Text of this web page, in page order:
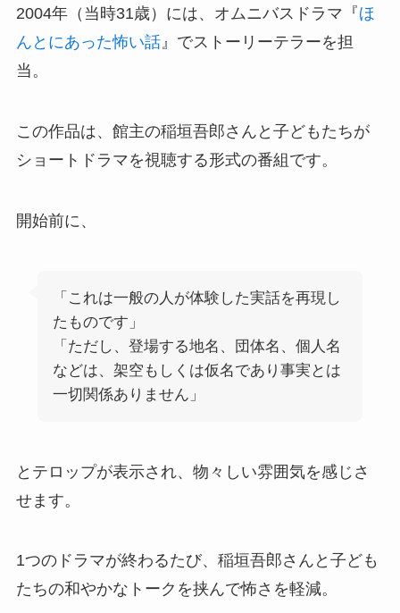
2004年（当時31歳）には、オムニバスドラマ『ほ
んとにあった怖い話』でストーリーテラーを担
当。
この作品は、館主の稲垣吾郎さんと子どもたちが
ショートドラマを視聴する形式の番組です。
開始前に、
「これは一般の人が体験した実話を再現し
たものです」
「ただし、登場する地名、団体名、個人名
などは、架空もしくは仮名であり事実とは
一切関係ありません」
とテロップが表示され、物々しい雰囲気を感じさ
せます。
1つのドラマが終わるたび、稲垣吾郎さんと子ども
たちの和やかなトークを挟んで怖さを軽減。